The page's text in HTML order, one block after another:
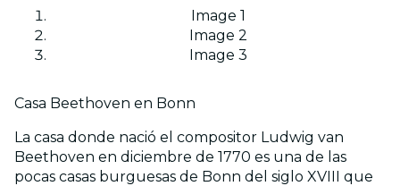
Image 1
Image 2
Image 3
Casa Beethoven en Bonn
La casa donde nació el compositor Ludwig van
Beethoven en diciembre de 1770 es una de las
pocas casas burguesas de Bonn del siglo XVIII que